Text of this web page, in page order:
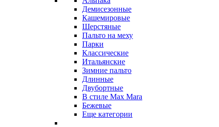
Демисезонные
Кашемировые
Шерстяные
Пальто на меху
Парки
Классические
Итальянские
Зимние пальто
Длинные
Двубортные
В стиле Max Mara
Бежевые
Еще категории